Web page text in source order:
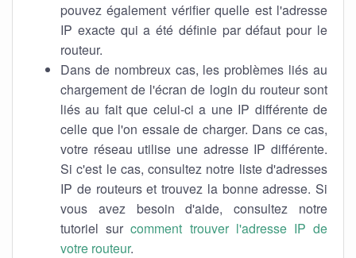
pouvez également vérifier quelle est l'adresse
IP exacte qui a été définie par défaut pour le
routeur.
Dans de nombreux cas, les problèmes liés au
chargement de l'écran de login du routeur sont
liés au fait que celui-ci a une IP différente de
celle que l'on essaie de charger. Dans ce cas,
votre réseau utilise une adresse IP différente.
Si c'est le cas, consultez notre liste d'adresses
IP de routeurs et trouvez la bonne adresse. Si
vous avez besoin d'aide, consultez notre
tutoriel surcomment trouver l'adresse IP de
votre routeur.